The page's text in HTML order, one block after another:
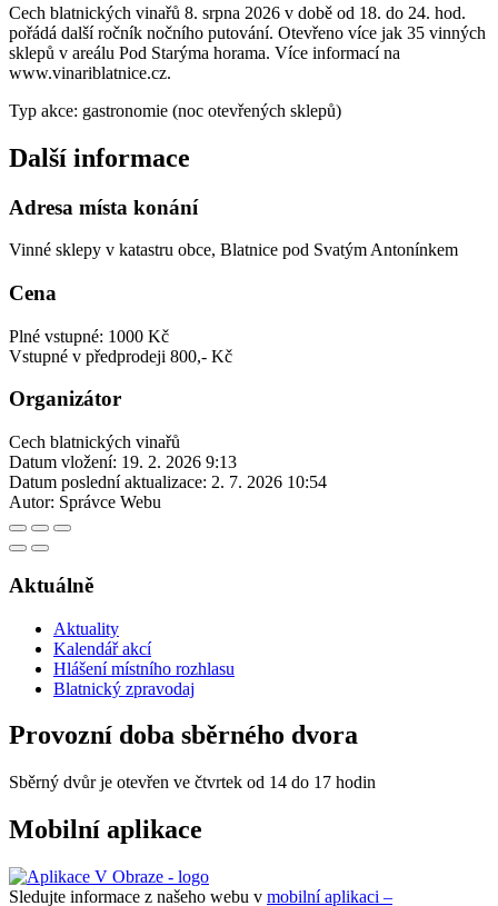
Cech blatnických vinařů 8. srpna 2026 v době od 18. do 24. hod.
pořádá další ročník nočního putování. Otevřeno více jak 35 vinných
sklepů v areálu Pod Starýma horama. Více informací na
www.vinariblatnice.cz.
Typ akce: gastronomie (noc otevřených sklepů)
Další informace
Adresa místa konání
Vinné sklepy v katastru obce, Blatnice pod Svatým Antonínkem
Cena
Plné vstupné: 1000 Kč
Vstupné v předprodeji 800,- Kč
Organizátor
Cech blatnických vinařů
Datum vložení: 19. 2. 2026 9:13
Datum poslední aktualizace: 2. 7. 2026 10:54
Autor: Správce Webu
Aktuálně
Aktuality
Kalendář akcí
Hlášení místního rozhlasu
Blatnický zpravodaj
Provozní doba sběrného dvora
Sběrný dvůr je otevřen ve čtvrtek od 14 do 17 hodin
Mobilní aplikace
Sledujte informace z našeho webu v mobilní aplikaci –